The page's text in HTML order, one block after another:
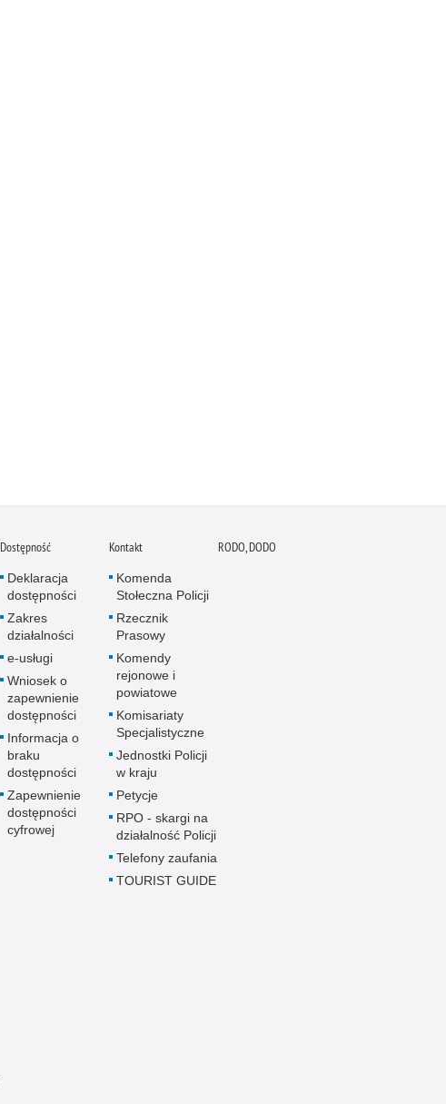
Dostępność
Deklaracja
dostępności
Zakres
działalności
e-usługi
Wniosek o
zapewnienie
dostępności
Informacja o
braku
dostępności
Zapewnienie
dostępności
cyfrowej
Kontakt
Komenda
Stołeczna Policji
Rzecznik
Prasowy
Komendy
rejonowe i
powiatowe
Komisariaty
Specjalistyczne
Jednostki Policji
w kraju
Petycje
RPO - skargi na
działalność Policji
Telefony zaufania
TOURIST GUIDE
RODO, DODO